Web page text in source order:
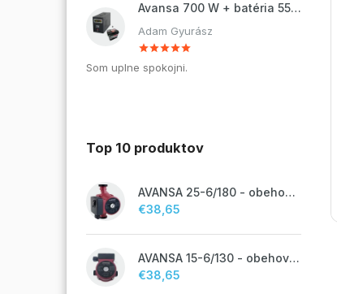
Avansa 700 W + batéria 55Ah
Adam Gyurász
Som uplne spokojni.
Top 10 produktov
AVANSA 25-6/180 - obehové čerpadlo, pripojovací závit 6/4"
€38,65
AVANSA 15-6/130 - obehové čerpadlo, pripojovací závit 1"
€38,65